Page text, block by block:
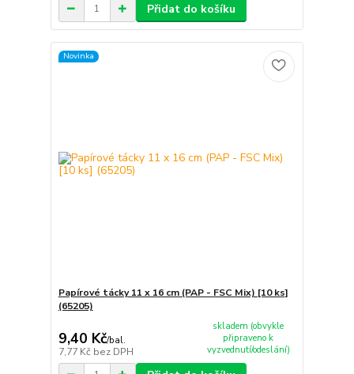
Přidat do košíku
Novinka
Papírové tácky 11 x 16 cm (PAP - FSC Mix) [10 ks]
(65205)
9,40 Kč/bal.
7,77 Kč bez DPH
skladem (obvykle
připraveno k
vyzvednutí/odeslání)